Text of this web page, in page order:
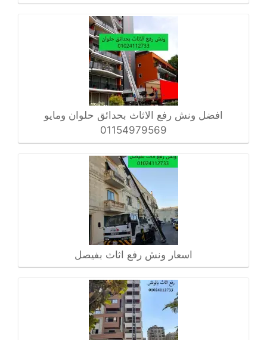
افضل ونش رفع الاثاث بحدائق حلوان ومايو
01154979569
اسعار ونش رفع اثاث بفيصل